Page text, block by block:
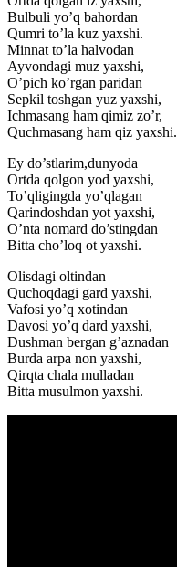
Bulbuli yo’q bahordan
Qumri to’la kuz yaxshi.
Minnat to’la halvodan
Ayvondagi muz yaxshi,
O’pich ko’rgan paridan
Sepkil toshgan yuz yaxshi,
Ichmasang ham qimiz zo’r,
Quchmasang ham qiz yaxshi.
Ey do’stlarim,dunyoda
Ortda qolgon yod yaxshi,
To’qligingda yo’qlagan
Qarindoshdan yot yaxshi,
O’nta nomard do’stingdan
Bitta cho’loq ot yaxshi.
Olisdagi oltindan
Quchoqdagi gard yaxshi,
Vafosi yo’q xotindan
Davosi yo’q dard yaxshi,
Dushman bergan g’aznadan
Burda arpa non yaxshi,
Qirqta chala mulladan
Bitta musulmon yaxshi.